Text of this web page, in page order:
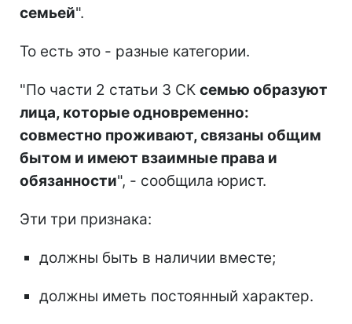
семьей".
То есть это - разные категории.
"По части 2 статьи 3 СК семью образуют
лица, которые одновременно:
совместно проживают, связаны общим
бытом и имеют взаимные права и
обязанности", - сообщила юрист.
Эти три признака:
должны быть в наличии вместе;
должны иметь постоянный характер.